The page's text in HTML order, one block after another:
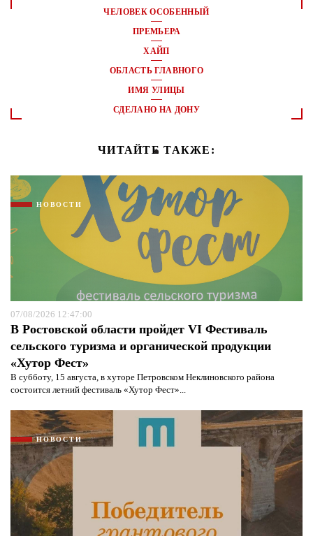
ЧЕЛОВЕК ОСОБЕННЫЙ
ПРЕМЬЕРА
ХАЙП
ОБЛАСТЬ ГЛАВНОГО
ИМЯ УЛИЦЫ
СДЕЛАНО НА ДОНУ
ЧИТАЙТЕ ТАКЖЕ:
НОВОСТИ
07/08/2026 12:47:00
В Ростовской области пройдет VI Фестиваль
сельского туризма и органической продукции
«Хутор Фест»
В субботу, 15 августа, в хуторе Петровском Неклиновского района
состоится летний фестиваль «Хутор Фест»...
НОВОСТИ